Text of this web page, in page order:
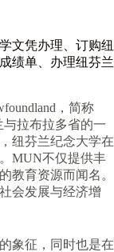
文凭办理、订购纽
绩单、办理纽芬兰
，简称
拉布拉多省的一
纽芬兰纪念大学在
MUN不仅提供丰
教育资源而闻名。
会发展与经济增
象征，同时也是在